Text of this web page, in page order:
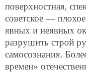
поверхностная,
советское —
явных и неявных
разрушить строй
самосознания.
времен»